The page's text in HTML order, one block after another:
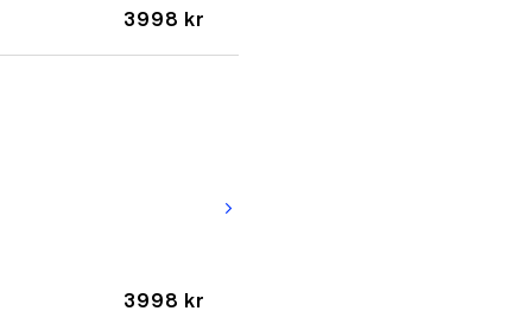
3998 kr
3998 kr
arrow_forward_ios